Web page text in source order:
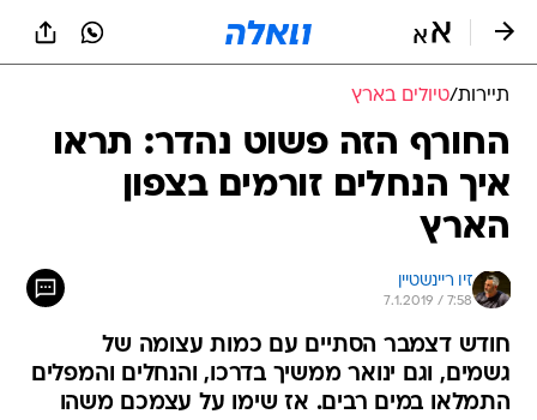
תיירות/טיולים בארץ
החורף הזה פשוט נהדר: תראו
איך הנחלים זורמים בצפון
הארץ
זיו ריינשטיין
7.1.2019 / 7:58
חודש דצמבר הסתיים עם כמות עצומה של
גשמים, וגם ינואר ממשיך בדרכו, והנחלים והמפלים
התמלאו במים רבים. אז שימו על עצמכם משהו